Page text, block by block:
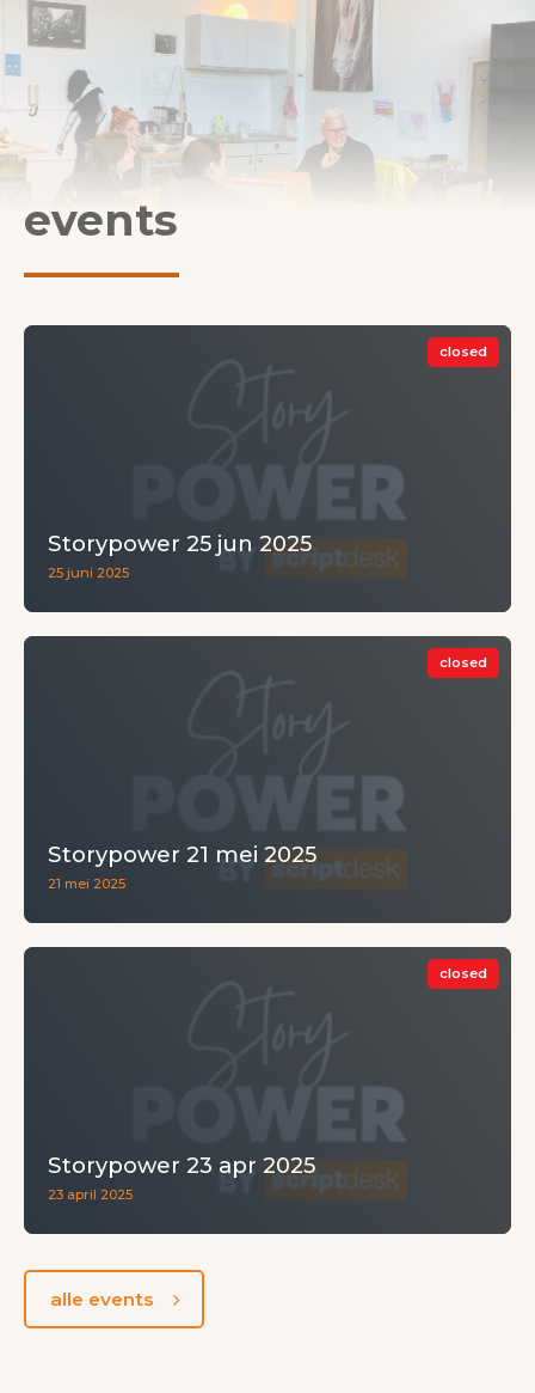
events
closed
Storypower 25 jun 2025
25 juni 2025
closed
Storypower 21 mei 2025
21 mei 2025
closed
Storypower 23 apr 2025
23 april 2025
alle events